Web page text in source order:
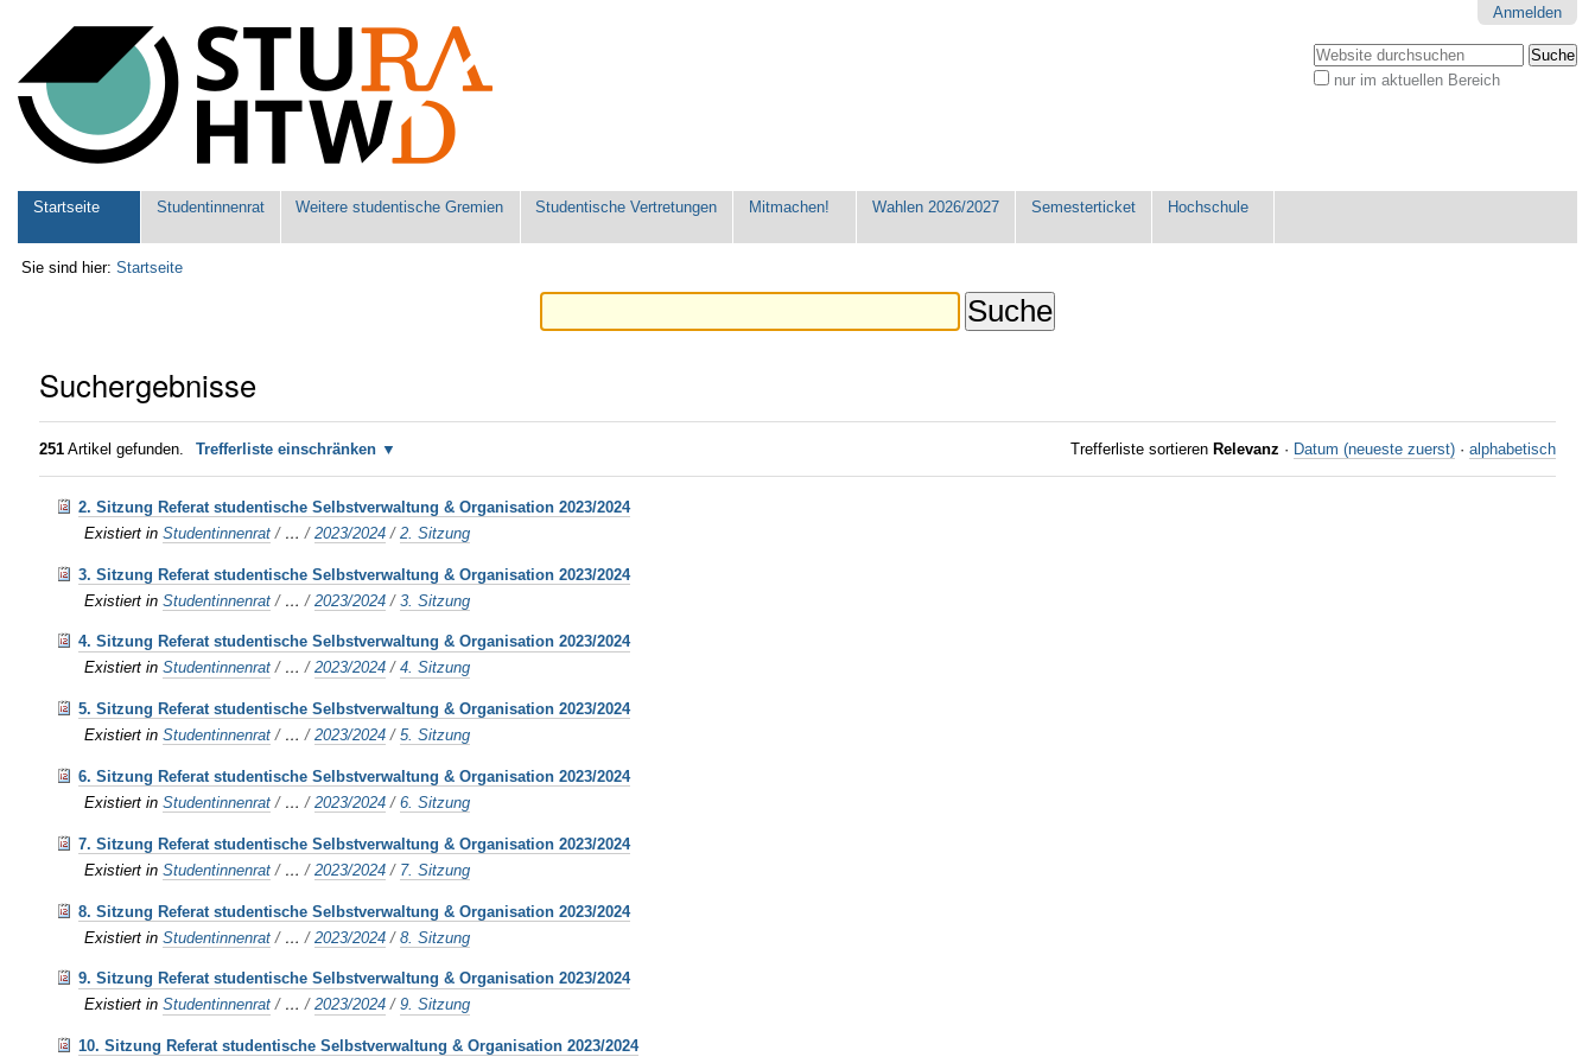
Werkzeuge
Anmelden
Website durchsuchen
nur im aktuellen Bereich
Sektionen
Startseite Studentinnenrat Weitere studentische Gremien Studentische Vertretungen Mitmachen! Wahlen 2026/2027 Semesterticket Hochschule
Sie sind hier: Startseite
Suchergebnisse
251 Artikel gefunden. Trefferliste einschränken Trefferliste sortieren Relevanz · Datum (neueste zuerst) · alphabetisch
2. Sitzung Referat studentische Selbstverwaltung & Organisation 2023/2024
Existiert in Studentinnenrat / …/2023/2024 /2. Sitzung
3. Sitzung Referat studentische Selbstverwaltung & Organisation 2023/2024
Existiert in Studentinnenrat / …/2023/2024 /3. Sitzung
4. Sitzung Referat studentische Selbstverwaltung & Organisation 2023/2024
Existiert in Studentinnenrat / …/2023/2024 /4. Sitzung
5. Sitzung Referat studentische Selbstverwaltung & Organisation 2023/2024
Existiert in Studentinnenrat / …/2023/2024 /5. Sitzung
6. Sitzung Referat studentische Selbstverwaltung & Organisation 2023/2024
Existiert in Studentinnenrat / …/2023/2024 /6. Sitzung
7. Sitzung Referat studentische Selbstverwaltung & Organisation 2023/2024
Existiert in Studentinnenrat / …/2023/2024 / 7. Sitzung
8. Sitzung Referat studentische Selbstverwaltung & Organisation 2023/2024
Existiert in Studentinnenrat / …/2023/2024 /8. Sitzung
9. Sitzung Referat studentische Selbstverwaltung & Organisation 2023/2024
Existiert in Studentinnenrat / …/2023/2024 /9. Sitzung
10. Sitzung Referat studentische Selbstverwaltung & Organisation 2023/2024